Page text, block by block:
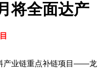
将全面达产
产业链重点补链项目——龙